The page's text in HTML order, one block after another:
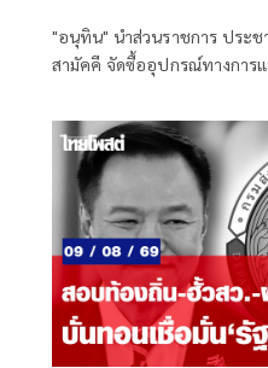
"อนุทิน" นำส่วนราชการ ประ
สามัคคี จัดซื้ออุปกรณ์ทางการ
แพทย์ 100% เท่านั้น ห้ามใช้ผิ